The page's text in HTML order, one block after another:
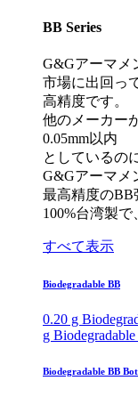
BB Series
G&Gアーマメ
市場に出回っ
高精度です。
他のメーカー
0.05mm以内
としているの
G&Gアーマメ
最高精度のBB
100%台湾製で
すべて表示
Biodegradable BB
0.20 g
g
Biodegradable BB